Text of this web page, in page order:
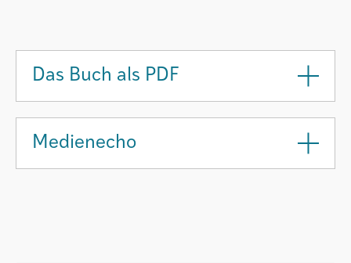
Das Buch als PDF
Medienecho